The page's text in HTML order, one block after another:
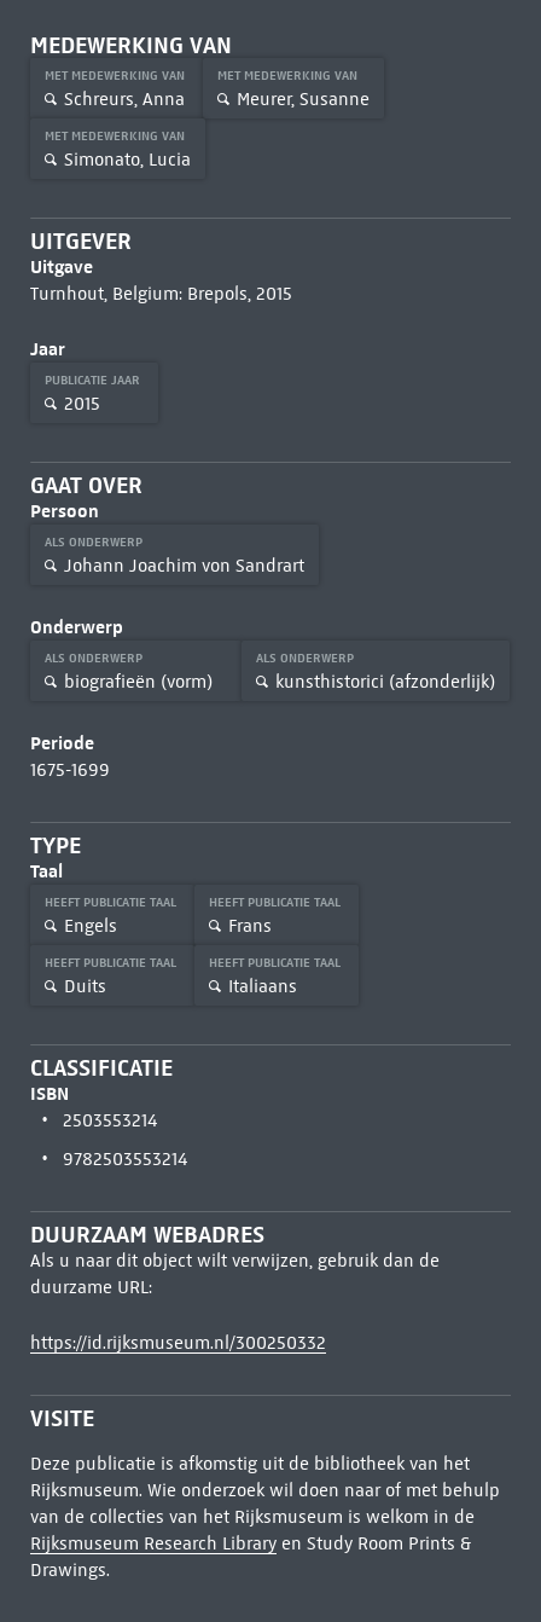
MEDEWERKING VAN
MET MEDEWERKING VAN
Schreurs, Anna
MET MEDEWERKING VAN
Meurer, Susanne
MET MEDEWERKING VAN
Simonato, Lucia
UITGEVER
Uitgave
Turnhout, Belgium: Brepols, 2015
Jaar
PUBLICATIE JAAR
2015
GAAT OVER
Persoon
ALS ONDERWERP
Johann Joachim von Sandrart
Onderwerp
ALS ONDERWERP
biografieën (vorm)
ALS ONDERWERP
kunsthistorici (afzonderlijk)
Periode
1675-1699
TYPE
Taal
HEEFT PUBLICATIE TAAL
Engels
HEEFT PUBLICATIE TAAL
Frans
HEEFT PUBLICATIE TAAL
Duits
HEEFT PUBLICATIE TAAL
Italiaans
CLASSIFICATIE
ISBN
2503553214
9782503553214
DUURZAAM WEBADRES
Als u naar dit object wilt verwijzen, gebruik dan de
duurzame URL:
https://id.rijksmuseum.nl/300250332
VISITE
Deze publicatie is afkomstig uit de bibliotheek van het
Rijksmuseum. Wie onderzoek wil doen naar of met behulp
van de collecties van het Rijksmuseum is welkom in de
Rijksmuseum Research Libraryen Study Room Prints &
Drawings.